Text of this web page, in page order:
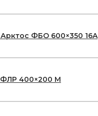
ФБО 600×350 16A
ФЛР 400×200 М